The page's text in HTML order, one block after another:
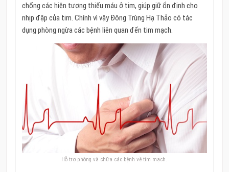
chống các hiện tượng thiếu máu ở tim, giúp giữ ổn định cho
nhịp đập của tim. Chính vì vậy Đông Trùng Hạ Thảo có tác
dụng phòng ngừa các bệnh liên quan đến tim mạch.
Hỗ trợ phòng và chữa các bệnh về tim mạch.